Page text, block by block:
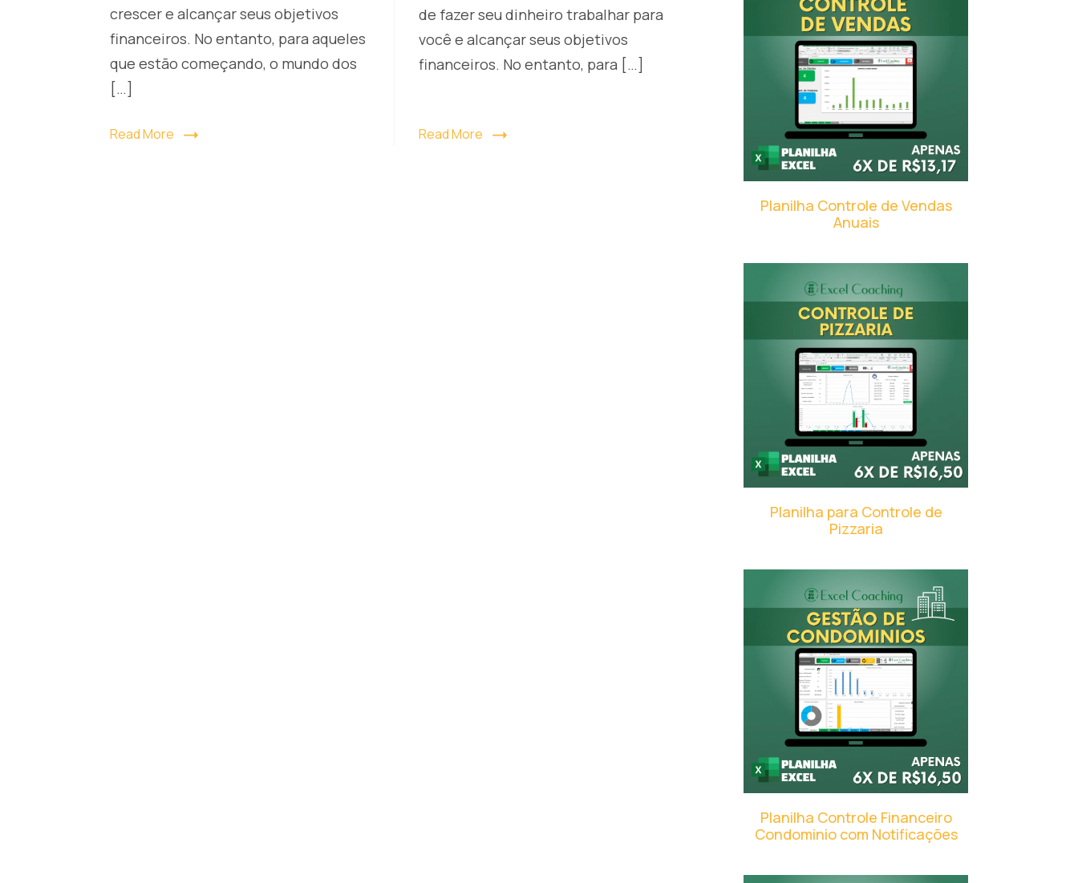
iniciantes
crescer e alcançar seus objetivos
financeiros. No entanto, para aqueles
que estão começando, o mundo dos
[…]
Read More
de fazer seu dinheiro trabalhar para
você e alcançar seus objetivos
financeiros. No entanto, para […]
Read More
Planilha Controle de Vendas
Anuais
Planilha para Controle de
Pizzaria
Planilha Controle Financeiro
Condominio com Notificações